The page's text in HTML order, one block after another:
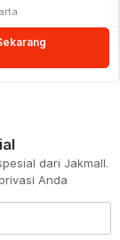
dari Jakmall.
Anda